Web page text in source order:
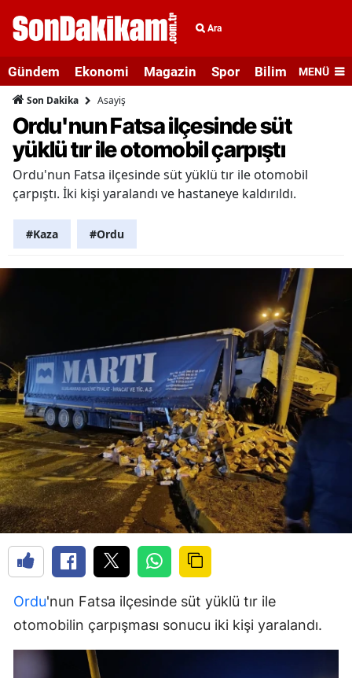
Ara
Gündem Ekonomi Magazin Spor Bilim veMENÜ
Son Dakika Asayiş
Ordu'nun Fatsa ilçesinde süt
yüklü tır ile otomobil çarpıştı
Ordu'nun Fatsa ilçesinde süt yüklü tır ile otomobil
çarpıştı. İki kişi yaralandı ve hastaneye kaldırıldı.
#Kaza #Ordu
Ordu'nun Fatsa ilçesinde süt yüklü tır ile
otomobilin çarpışması sonucu iki kişi yaralandı.